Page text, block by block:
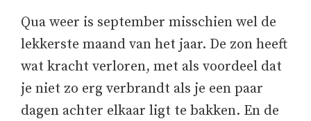
Qua weer is september misschien wel de
lekkerste maand van het jaar. De zon heeft
wat kracht verloren, met als voordeel dat
je niet zo erg verbrandt als je een paar
dagen achter elkaar ligt te bakken. En de